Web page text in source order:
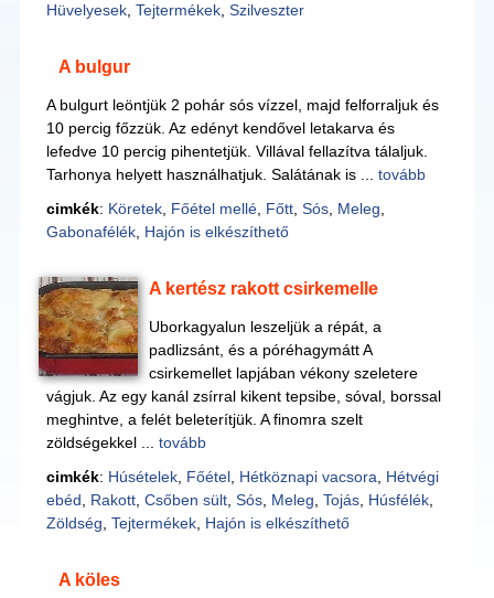
Hüvelyesek, Tejtermékek, Szilveszter
A bulgur
A bulgurt leöntjük 2 pohár sós vízzel, majd felforraljuk és
10 percig főzzük. Az edényt kendővel letakarva és
lefedve 10 percig pihentetjük. Villával fellazítva tálaljuk.
Tarhonya helyett használhatjuk. Salátának is ... tovább
cimkék: Köretek, Főétel mellé, Főtt, Sós, Meleg
Gabonafélék, Hajón is elkészíthető
A kertész rakott csirkemelle
Uborkagyalun leszeljük a répát, a
padlizsánt, és a póréhagymátt A
csirkemellet lapjában vékony szeletere
vágjuk. Az egy kanál zsírral kikent tepsibe, sóval, borssal
meghintve, a felét beleterítjük. A finomra szelt
zöldségekkel ... tovább
cimkék: Húsételek, Főétel, Hétköznapi vacsora
Hétvégi
ebéd
Rakott, Csőben sült, Sós, Meleg Tojás, Húsfélék,
Zöldség Tejtermékek, Hajón is elkészíthető
A köles